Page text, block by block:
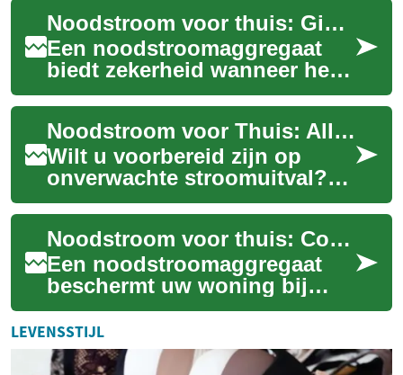
tijdens netwerkstoringen.
Deze gids legt uit hoe ...
Noodstroom voor thuis: Gids voor energiezekerheid
Een noodstroomaggregaat
biedt zekerheid wanneer het
elektriciteitsnet faalt. Ontdek
hoe generatoren,
batterijopslag e...
Noodstroom voor Thuis: Alles over Huishoudelijke Aggregaten
Wilt u voorbereid zijn op
onverwachte stroomuitval?
Een huishoudelijk
noodstroomaggregaat biedt
de zekerheid die u zo...
Noodstroom voor thuis: Complete gids en keuzehulp
Een noodstroomaggregaat
beschermt uw woning bij
stroomuitval en zorgt dat
cruciale apparaten blijven
werken. Deze uit...
LEVENSSTIJL